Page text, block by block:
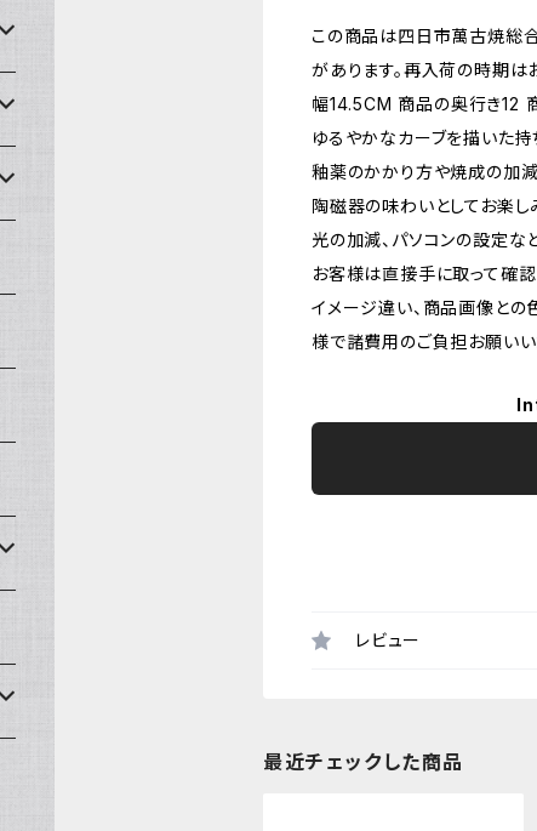
この商品は四日市萬古焼総
があります。再入荷の時期は
幅14.5CM 商品の奥行き12
ゆるやかなカーブを描いた持
釉薬のかかり方や焼成の加
陶磁器の味わいとしてお楽し
光の加減、パソコンの設定な
お客様は直接手に取って確
イメージ違い、商品画像との
様で諸費用のご負担お願いい
レビュー
最近チェックした商品